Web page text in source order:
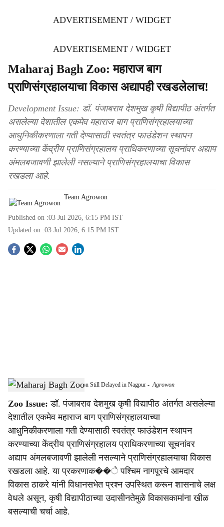
ADVERTISEMENT / WIDGET
ADVERTISEMENT / WIDGET
Maharaj Bagh Zoo: महाराज बाग
प्राणिसंग्रहालयाचा विकास अद्यापही रखडलेलाच!
Development Issue: डॉ. पंजाबराव देशमुख कृषी विद्यापीठ अंतर्गत
असलेल्या देशातील एकमेव महाराज बाग प्राणिसंग्रहालयाच्या
आधुनिकीकरणाला गती देण्यासाठी स्वतंत्र फाउंडेशन स्थापन
करण्याच्या केंद्रीय प्राणिसंग्रहालय प्राधिकरणाच्या सूचनांवर अद्याप
अंमलबजावणी झालेली नसल्याने प्राणिसंग्रहालयाचा विकास
रखडला आहे.
Team Agrowon
Published on :03 Jul 2026, 6:15 PM IST
Updated on :03 Jul 2026, 6:15 PM IST
S
a
r
e
Maharaj Bagh Zoo Modernisation Still Delayed in Nagpur -Agrowon
Zoo Issue: डॉ. पंजाबराव देशमुख कृषी विद्यापीठ अंतर्गत असलेल्या
देशातील एकमेव महाराज बाग प्राणिसंग्रहालयाच्या
आधुनिकीकरणाला गती देण्यासाठी स्वतंत्र फाउंडेशन स्थापन
करण्याच्या केंद्रीय प्राणिसंग्रहालय प्राधिकरणाच्या सूचनांवर
अद्याप अंमलबजावणी झालेली नसल्याने प्राणिसंग्रहालयाचा विकास
रखडला आहे. या प्रकरणाक��े पश्चिम नागपूरचे आमदार
विकास ठाकरे यांनी विधानसभेत प्रश्न उपस्थित करून शासनाचे लक्ष
वेधले असून, कृषी विद्यापीठाच्या उदासीनतेमुळे विकासकामांना खीळ
बसल्याची चर्चा आहे.